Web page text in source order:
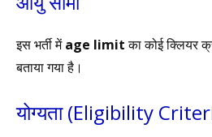
इस भर्ती मेंage limitका कोई क्लियर
बताया गया है।
योग्यता (Eligibility